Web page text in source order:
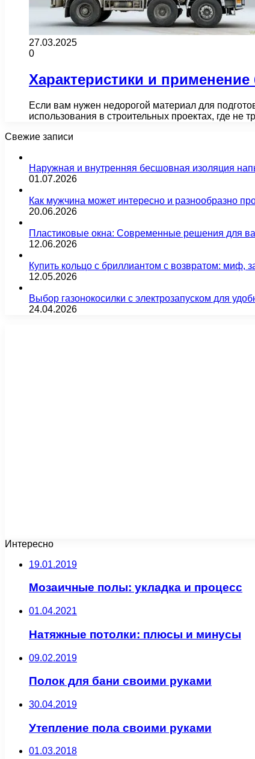
27.03.2025
0
Характеристики и
Если вам нужен недорогой материал для
использования в строительных проектах, где не
Свежие записи
Наружная и внутренняя бесшовная изоляция
01.07.2026
Как мужчина может интересно и разнообразно
20.06.2026
Пластиковые окна: Современные решения для
12.06.2026
Купить кольцо с бриллиантом с возвратом: миф,
12.05.2026
Выбор газонокосилки с электрозапуском для
24.04.2026
Интересно
19.01.2019
Мозаичные полы: укладка и процесс
01.04.2021
Натяжные потолки: плюсы и минусы
09.02.2019
Полок для бани своими руками
30.04.2019
Утепление пола своими руками
01.03.2018